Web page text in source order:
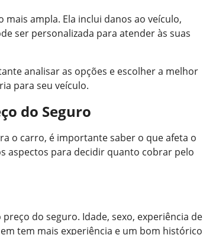
ampla. Ela inclui danos ao veículo,
ser personalizada para atender às suas
analisar as opções e escolher a melhor
para seu veículo.
do Seguro
o carro, é importante saber o que afeta o
aspectos para decidir quanto cobrar pelo
do seguro. Idade, sexo, experiência de
tem mais experiência e um bom histórico